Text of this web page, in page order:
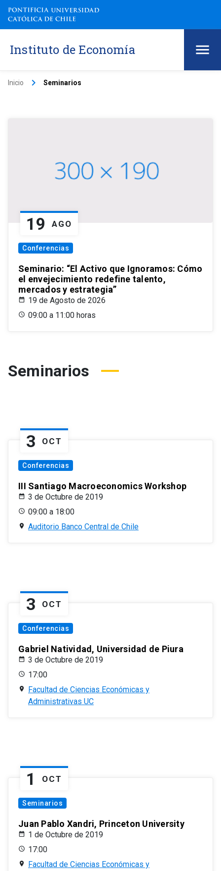
Instituto de Economía
Inicio keyboard_arrow_right Seminarios
19 AGO
Conferencias
Seminario: “El Activo que Ignoramos: Cómo
el envejecimiento redefine talento,
mercados y estrategia”
19 de Agosto de 2026
09:00 a 11:00 horas
Seminarios
3 OCT
Conferencias
III Santiago Macroeconomics Workshop
3 de Octubre de 2019
09:00 a 18:00
Auditorio Banco Central de Chile
3 OCT
Conferencias
Gabriel Natividad, Universidad de Piura
3 de Octubre de 2019
17:00
Facultad de Ciencias Económicas y
Administrativas UC
1 OCT
Seminarios
Juan Pablo Xandri, Princeton University
1 de Octubre de 2019
17:00
Facultad de Ciencias Económicas y